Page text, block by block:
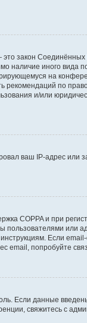
закон
наличие иного вида
на
рекомендаций по
и/или
ваш IP-адрес или
COPPA и при
или
Если
email, попробуйте
Если данные
свяжитесь с